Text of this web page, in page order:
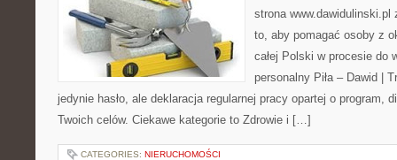
strona www.dawidulinski.pl
to, aby pomagać osoby z
całej Polski w procesie do
personalny Piła – Dawid |
jedynie hasło, ale deklaracja regularnej pracy opartej o program,
Twoich celów. Ciekawe kategorie to Zdrowie i […]
CATEGORIES: NIERUCHOMOŚCI